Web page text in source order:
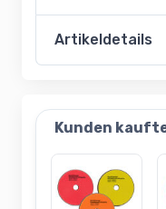
Artikeldetails
Kunden